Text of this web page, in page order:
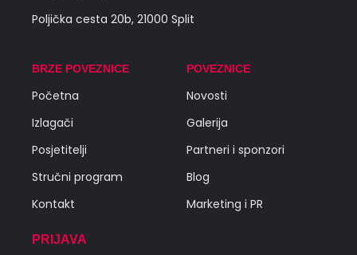
Poljička cesta 20b, 21000 Split
BRZE POVEZNICE
Početna
Izlagači
Posjetitelji
Stručni program
Kontakt
POVEZNICE
Novosti
Galerija
Partneri i sponzori
Blog
Marketing i PR
PRIJAVA